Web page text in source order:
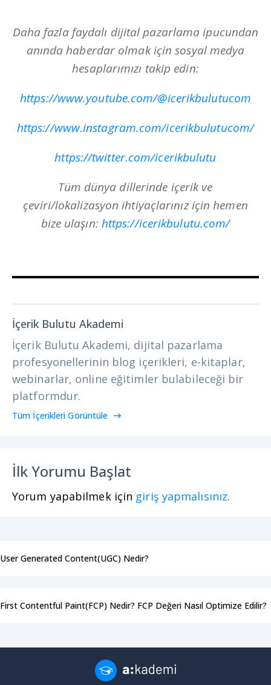
Daha fazla faydalı dijital pazarlama ipucundan
anında haberdar olmak için sosyal medya
hesaplarımızı takip edin:
https://www.youtube.com/@icerikbulutucom
https://www.instagram.com/icerikbulutucom/
https://twitter.com/icerikbulutu
Tüm dünya dillerinde içerik ve
çeviri/lokalizasyon ihtiyaçlarınız için hemen
bize ulaşın: https://icerikbulutu.com/
İçerik Bulutu Akademi
İçerik Bulutu Akademi, dijital pazarlama
profesyonellerinin blog içerikleri, e-kitaplar,
webinarlar, online eğitimler bulabileceği bir
platformdur.
Tüm İçerikleri Görüntüle
İlk Yorumu Başlat
Yorum yapabilmek için giriş yapmalısınız.
User Generated Content(UGC) Nedir?
First Contentful Paint(FCP) Nedir? FCP Değeri Nasıl Optimize Edilir?